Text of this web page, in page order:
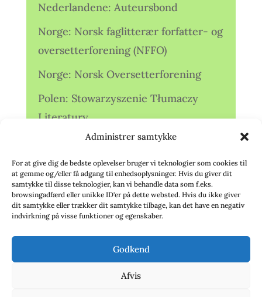
Administrer samtykke
For at give dig de bedste oplevelser bruger vi teknologier som cookies til
at gemme og/eller få adgang til enhedsoplysninger. Hvis du giver dit
samtykke til disse teknologier, kan vi behandle data som f.eks.
browsingadfærd eller unikke ID'er på dette websted. Hvis du ikke giver
dit samtykke eller trækker dit samtykke tilbage, kan det have en negativ
indvirkning på visse funktioner og egenskaber.
Godkend
Afvis
Nederlandene: Auteursbond
Norge: Norsk faglitterær forfatter- og
oversetterforening (NFFO)
Norge: Norsk Oversetterforening
Polen: Stowarzyszenie Tłumaczy
Literatury
Storbritannien: Translators
Association (TA)
Sverige: Översättarsektionen (Ö.)
Sverige: Översättarcentrum (ÖC)
deutschsprachiger Übersetzer (VdÜ)